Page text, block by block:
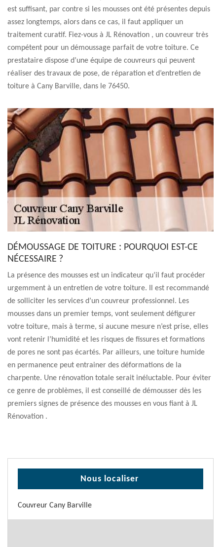
est suffisant, par contre si les mousses ont été présentes depuis
assez longtemps, alors dans ce cas, il faut appliquer un
traitement curatif. Fiez-vous à JL Rénovation , un couvreur très
compétent pour un démoussage parfait de votre toiture. Ce
prestataire dispose d’une équipe de couvreurs qui peuvent
réaliser des travaux de pose, de réparation et d’entretien de
toiture à Cany Barville, dans le 76450.
DÉMOUSSAGE DE TOITURE : POURQUOI EST-CE
NÉCESSAIRE ?
La présence des mousses est un indicateur qu’il faut procéder
urgemment à un entretien de votre toiture. Il est recommandé
de solliciter les services d’un couvreur professionnel. Les
mousses dans un premier temps, vont seulement défigurer
votre toiture, mais à terme, si aucune mesure n’est prise, elles
vont retenir l’humidité et les risques de fissures et formations
de pores ne sont pas écartés. Par ailleurs, une toiture humide
en permanence peut entrainer des déformations de la
charpente. Une rénovation totale serait inéluctable. Pour éviter
ce genre de problèmes, il est conseillé de démousser dès les
premiers signes de présence des mousses en vous fiant à JL
Rénovation .
Nous localiser
Couvreur Cany Barville